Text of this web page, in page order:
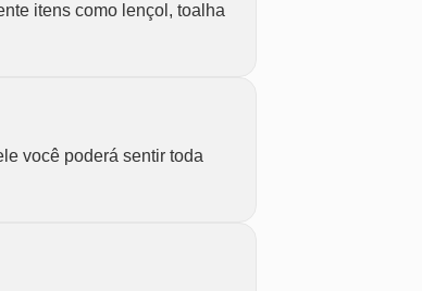
itens como lençol, toalha
você poderá sentir toda